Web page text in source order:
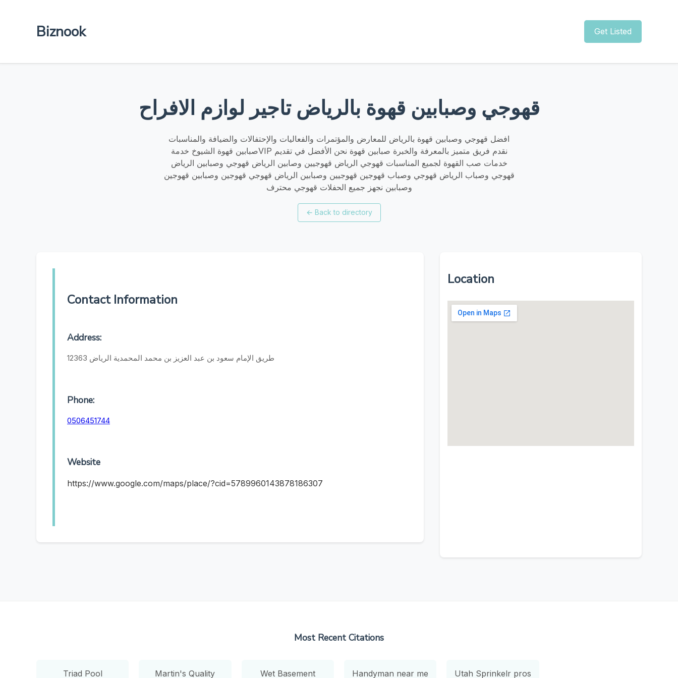
Biznook Get Listed
قهوجي وصبابين قهوة بالرياض تاجير لوازم الافراح
افضل قهوجي وصبابين قهوة بالرياض للمعارض والمؤتمرات والفعاليات والإحتفالات والضيافة والمناسبات
صبابين قهوة الشيوخ خدمةVIP نقدم فريق متميز بالمعرفة والخبرة صبابين قهوة نحن الأفضل في تقديم
خدمات صب القهوة لجميع المناسبات قهوجي الرياض قهوجيين وصابين الرياض قهوجي وصبابين الرياض
قهوجي وصباب الرياض قهوجي وصباب قهوجين قهوجيين وصبابين الرياض قهوجي قهوجين وصبابين قهوجين
وصبابين نجهز جميع الحفلات قهوجي محترف
← Back to directory
Contact Information
Address:
طريق الإمام سعود بن عبد العزيز بن محمد المحمدية الرياض 12363
Phone:
0506451744
Website
https://www.google.com/maps/place/?cid=5789960143878186307
Location
Most Recent Citations
Triad Pool Martin's Quality Wet Basement Handyman near me Utah Sprinkelr pros